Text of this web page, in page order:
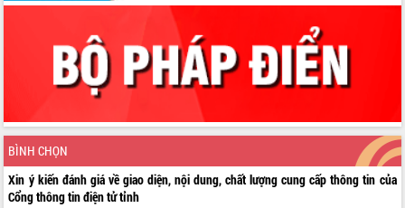
BÌNH CHỌN
Xin ý kiến đánh giá về giao diện, nội dung, chất lượng cung cấp thông tin của
Cổng thông tin điện tử tỉnh